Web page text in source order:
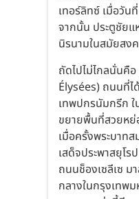
เทอร์ลิทซ์ เมื่อวัน
จากนั้น ประตูชัย
นิรนามในสมัยสง
ถัดไปไม่ไกลนั่นคื
Élysées) ถนนที่ไ
เทพปกรนัมกรีก
ขยายพื้นที่สวยหย่
เมื่อครั้งพระบาทส
เสด็จประพาสยุโร
ถนนช็องเซลีเซ ม
กลางในกรุงเทพ